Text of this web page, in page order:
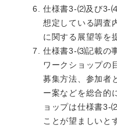
仕様書3-⑵及び3-⑷
想定している調査
に関する展望等を
仕様書3-⑶記載の
ワークショップの
募集方法、参加者
ー案などを総合的
ョップは仕様書3-
ことが望ましいと